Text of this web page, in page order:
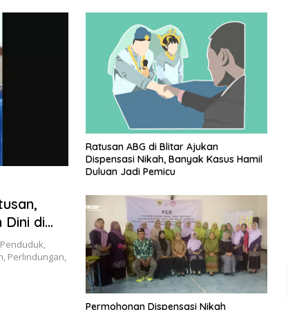
Dini di
Penduduk,
Perlindungan,
Ratusan ABG di Blitar Ajukan
Dispensasi Nikah, Banyak Kasus Hamil
Duluan Jadi Pemicu
Permohonan Dispensasi Nikah